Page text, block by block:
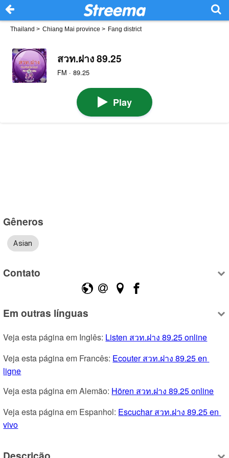
Thailand > Chiang Mai province > Fang district
สวท.ฝาง 89.25
FM · 89.25
Play
Gêneros
Asian
Contato
Em outras línguas
Veja esta página em Inglês: Listen สวท.ฝาง 89.25 online
Veja esta página em Francês: Ecouter สวท.ฝาง 89.25 en
ligne
Veja esta página em Alemão: Hören สวท.ฝาง 89.25 online
Veja esta página em Espanhol: Escuchar สวท.ฝาง 89.25 en
vivo